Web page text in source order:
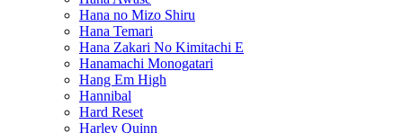
Hana no Mizo Shiru
Hana Temari
Hana Zakari No Kimitachi E
Hanamachi Monogatari
Hang Em High
Hannibal
Hard Reset
Harley Quinn